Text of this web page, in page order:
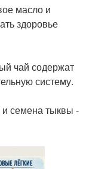
масло и
здоровье
чай содержат
систему.
и семена тыквы -